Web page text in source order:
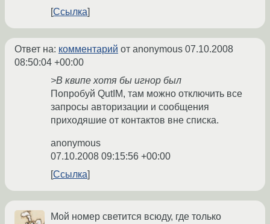
Ссылка
Ответ на: комментарий от anonymous 07.10.2008
08:50:04 +00:00
>В квипе хотя бы игнор был
Попробуй QutIM, там можно отключить все
запросы авторизации и сообщения
приходяшие от контактов вне списка.
anonymous
07.10.2008 09:15:56 +00:00
Ссылка
Мой номер светится всюду, где только